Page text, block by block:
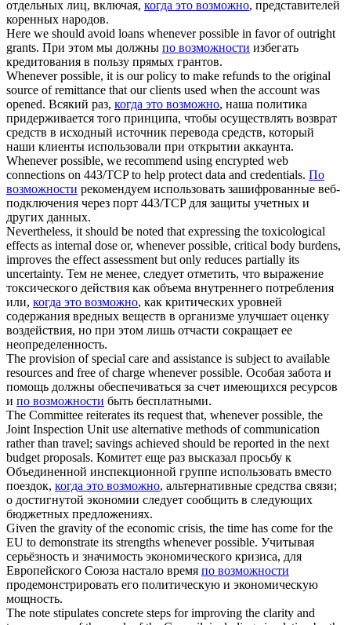
отдельных лиц, включая, когда это возможно, представителей
коренных народов.
Here we should avoid loans whenever possible in favor of outright
grants. При этом мы должны по возможности избегать
кредитования в пользу прямых грантов.
Whenever possible, it is our policy to make refunds to the original
source of remittance that our clients used when the account was
opened. Всякий раз, когда это возможно, наша политика
придерживается того принципа, чтобы осуществлять возврат
средств в исходный источник перевода средств, который
наши клиенты использовали при открытии аккаунта.
Whenever possible, we recommend using encrypted web
connections on 443/TCP to help protect data and credentials. По
возможности рекомендуем использовать зашифрованные веб-
подключения через порт 443/TCP для защиты учетных и
других данных.
Nevertheless, it should be noted that expressing the toxicological
effects as internal dose or, whenever possible, critical body burdens,
improves the effect assessment but only reduces partially its
uncertainty. Тем не менее, следует отметить, что выражение
токсического действия как объема внутреннего потребления
или, когда это возможно, как критических уровней
содержания вредных веществ в организме улучшает оценку
воздействия, но при этом лишь отчасти сокращает ее
неопределенность.
The provision of special care and assistance is subject to available
resources and free of charge whenever possible. Особая забота и
помощь должны обеспечиваться за счет имеющихся ресурсов
и по возможности быть бесплатными.
The Committee reiterates its request that, whenever possible, the
Joint Inspection Unit use alternative methods of communication
rather than travel; savings achieved should be reported in the next
budget proposals. Комитет еще раз высказал просьбу к
Объединенной инспекционной группе использовать вместо
поездок, когда это возможно, альтернативные средства связи;
о достигнутой экономии следует сообщить в следующих
бюджетных предложениях.
Given the gravity of the economic crisis, the time has come for the
EU to demonstrate its strengths whenever possible. Учитывая
серьёзность и значимость экономического кризиса, для
Европейского Союза настало время по возможности
продемонстрировать его политическую и экономическую
мощность.
The note stipulates concrete steps for improving the clarity and